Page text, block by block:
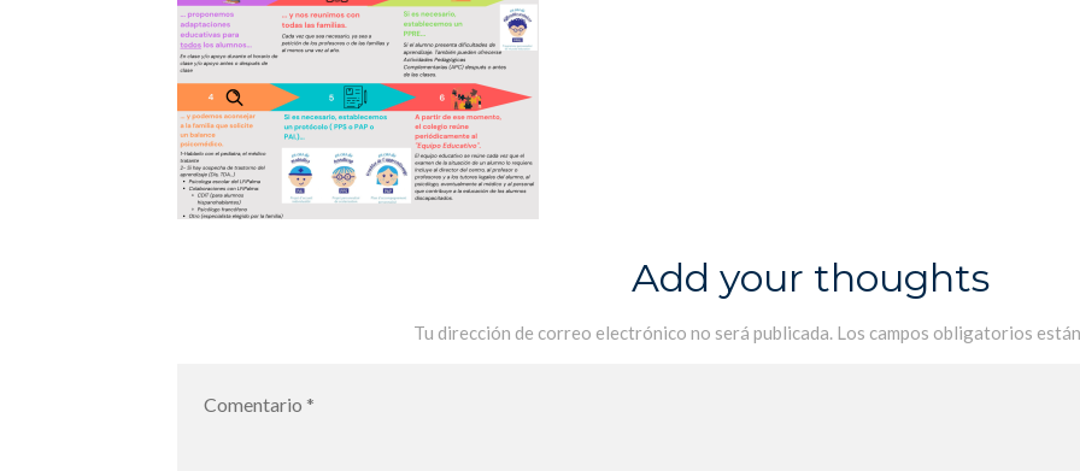
Add your thoughts
Tu dirección de correo electrónico no será publicada. Los campos obligatorios